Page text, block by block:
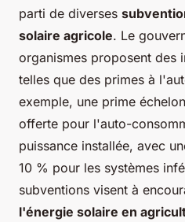
parti de diverses
solaire agricole. Le
organismes proposent des
telles que des primes à
exemple, une prime
offerte pour l'auto-
puissance installée, avec
10 % pour les systèmes
subventions visent à
l'énergie solaire en